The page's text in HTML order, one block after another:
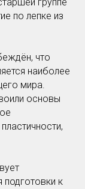
по лепке из
что
наиболее
мира.
основы
к